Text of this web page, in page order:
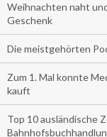
Weihnachten naht
Geschenk
Die meistgehörten
Zum 1. Mal konnte
kauft
Top 10 ausländische